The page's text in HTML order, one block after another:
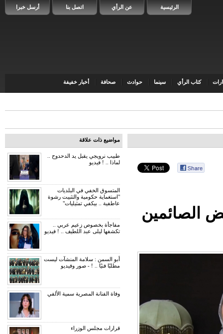
أرسل خبرا اتصل بنا عن الرأي الرئيسية
كتاب الرأي سينما حوادث صحافة أخبار خفيفة
الصائمين
مواضيع ذات علاقة
طبيب نرويجي يقبل يد الدحدوح ..
لماذا .. ! فيديو
المتسوق الخفي في البلديات
"استغماية حكومية والتثبيت رشوة
عاطفية .. بيكفي تمثيليات"
مفاجأة بخصوص زعيم عربي ..
تكشفها ليلى عبد اللطيف .. ! فيديو
أبو السمن : سلامة المنشآت ليست
مطلبًا فنيًا .. ! - صور وفيديو
وفاة الفنانة المصرية سمية الألفي
قرارات مجلس الوزراء